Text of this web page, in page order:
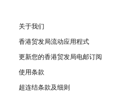
关于我们
香港贸发局流动应用程式
更新您的香港贸发局电邮订阅
使用条款
超连结条款及细则